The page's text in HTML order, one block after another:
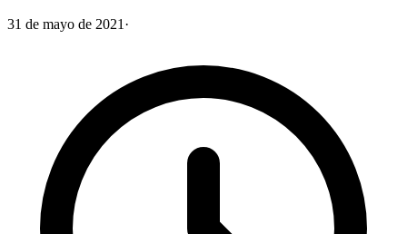
31 de mayo de 2021 ·